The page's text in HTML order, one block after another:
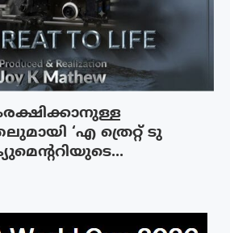
‘എ ത്രെറ്റ് ടു